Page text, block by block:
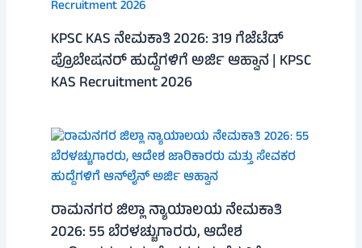
KPSC KAS ನೇಮಕಾತಿ 2026: 319 ಗೆಜೆಟೆಡ್
ಪ್ರೊಬೇಷನರ್ ಹುದ್ದೆಗಳಿಗೆ ಅರ್ಜಿ ಆಹ್ವಾನ | KPSC
KAS Recruitment 2026
ರಾಮನಗರ ಜಿಲ್ಲಾ ನ್ಯಾಯಾಲಯ ನೇಮಕಾತಿ
2026: 55 ಬೆರಳಚ್ಚುಗಾರರು, ಆದೇಶ